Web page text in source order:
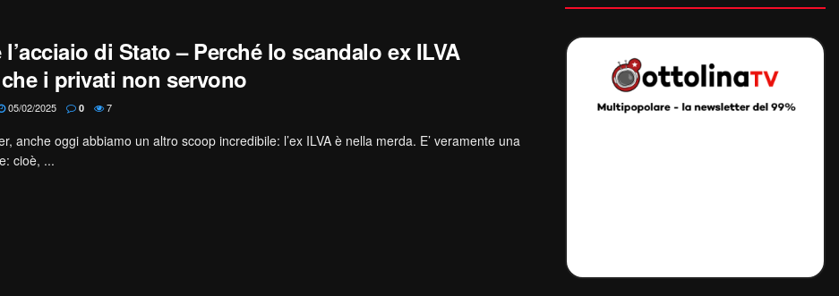
di Stato – Perché lo scandalo ex ILVA
i privati non servono
05/02/2025 0 7
anche oggi abbiamo un altro scoop incredibile: l’ex ILVA è nella merda. E’ veramente una
cioè, ...